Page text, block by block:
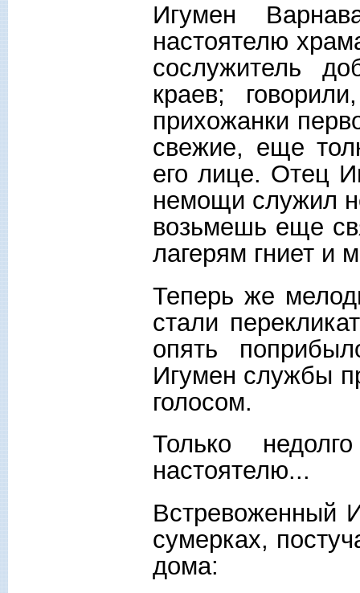
Игумен
настоятелю
сослужитель
краев;
прихожанки
свежие, еще
его лице. Отец
немощи служил
возьмешь еще
лагерям гниет и
Теперь же
стали
опять
Игумен службы
голосом.
Только
настоятелю...
Встревоженный
сумерках,
дома: